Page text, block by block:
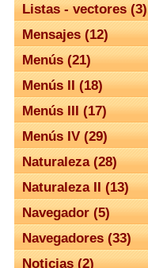
Listas - vectores (3)
Mensajes (12)
Menús (21)
Menús II (18)
Menús III (17)
Menús IV (29)
Naturaleza (28)
Naturaleza II (13)
Navegador (5)
Navegadores (33)
Noticias (2)